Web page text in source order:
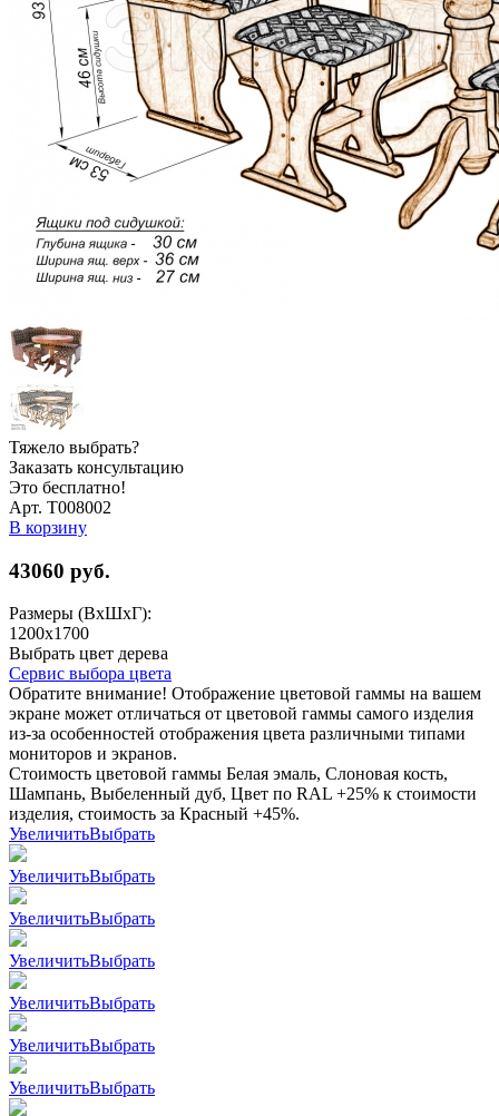
Тяжело выбрать?
Заказать консультацию
Это бесплатно!
Арт. Т008002
В корзину
43060 руб.
Размеры (ВхШхГ):
1200x1700
Выбрать цвет дерева
Сервис выбора цвета
Обратите внимание! Отображение цветовой гаммы на вашем
экране может отличаться от цветовой гаммы самого изделия
из-за особенностей отображения цвета различными типами
мониторов и экранов.
Стоимость цветовой гаммы Белая эмаль, Слоновая кость,
Шампань, Выбеленный дуб, Цвет по RAL +25% к стоимости
изделия, стоимость за Красный +45%.
УвеличитьВыбрать
УвеличитьВыбрать
УвеличитьВыбрать
УвеличитьВыбрать
УвеличитьВыбрать
УвеличитьВыбрать
УвеличитьВыбрать